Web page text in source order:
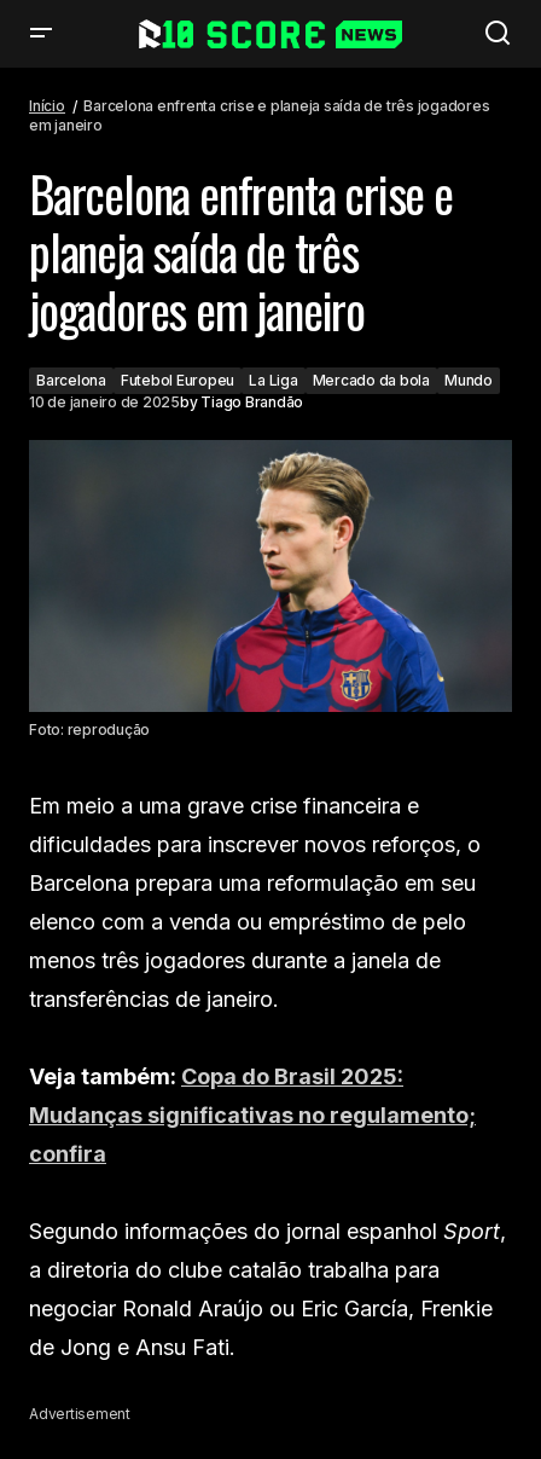
Início
Barcelona enfrenta crise e planeja saída de três jogadores
em janeiro
Barcelona enfrenta crise e
planeja saída de três
jogadores em janeiro
Barcelona Futebol Europeu La Liga Mercado da bola
Mundo
10 de janeiro de 2025by Tiago Brandão
Foto: reprodução
Em meio a uma grave crise financeira e
dificuldades para inscrever novos reforços, o
Barcelona prepara uma reformulação em seu
elenco com a venda ou empréstimo de pelo
menos três jogadores durante a janela de
transferências de janeiro.
Veja também: Copa do Brasil 2025:
Mudanças significativas no regulamento;
confira
Segundo informações do jornal espanhol Sport,
a diretoria do clube catalão trabalha para
negociar Ronald Araújo ou Eric García, Frenkie
de Jong e Ansu Fati.
Advertisement